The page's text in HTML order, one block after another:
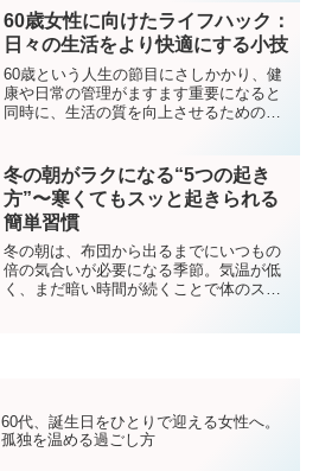
を一気に片づけたりするのは大変です。
特に60代になると体力的...
60歳女性に向けたライフハック：
日々の生活をより快適にする小技
60歳という人生の節目にさしかかり、健
康や日常の管理がますます重要になると
同時に、生活の質を向上させるための工
ックをいくつかご紹介します。これらの
ヒントは、使いやすい調...
冬の朝がラクになる“5つの起き
方”〜寒くてもスッと起きられる
簡単習慣
冬の朝は、布団から出るまでにいつもの
倍の気合いが必要になる季節。気温が低
く、まだ暗い時間が続くことで体のスイ
60代、誕生日をひとりで迎える女性へ。
孤独を温める過ごし方